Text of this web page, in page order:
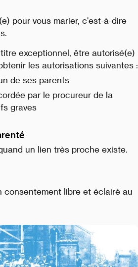
pour vous marier, c'est-à-dire
exceptionnel, être autorisé(e)
les autorisations suivantes :
de ses parents
par le procureur de la
graves
un lien très proche existe.
consentement libre et éclairé au